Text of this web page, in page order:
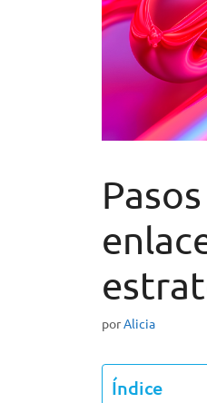
porAlicia
Índice